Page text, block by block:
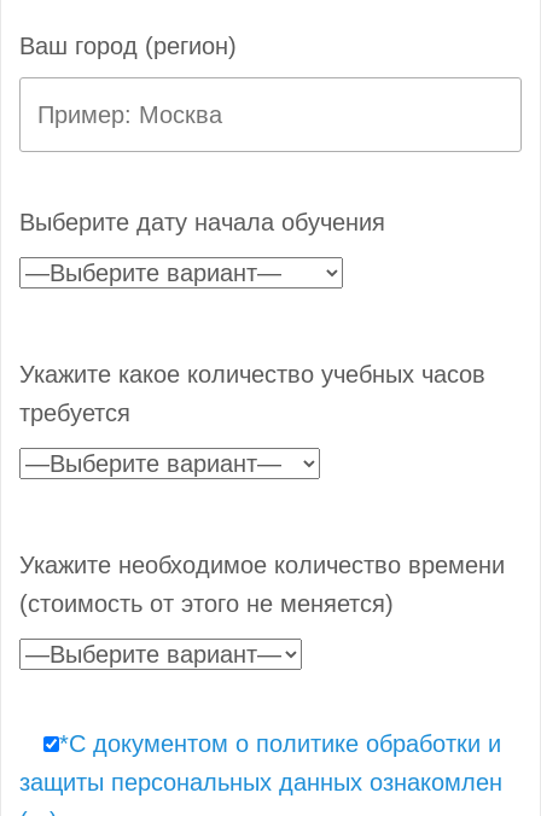
Ваш город (регион)
Выберите дату начала обучения
Укажите какое количество учебных часов
требуется
Укажите необходимое количество времени
(стоимость от этого не меняется)
*С документом о политике обработки и
защиты персональных данных ознакомлен